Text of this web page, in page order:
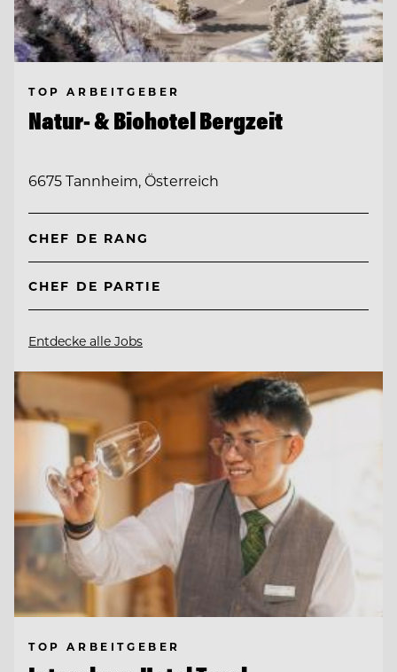
TOP ARBEITGEBER
Natur- & Biohotel Bergzeit
6675 Tannheim, Österreich
CHEF DE RANG
CHEF DE PARTIE
Entdecke alle Jobs
TOP ARBEITGEBER